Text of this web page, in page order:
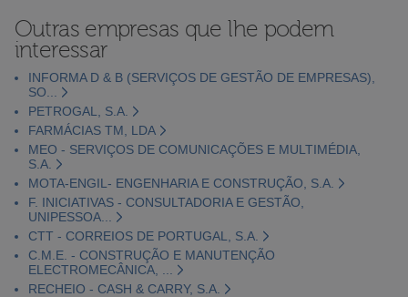
Outras empresas que lhe podem
interessar
INFORMA D & B (SERVIÇOS DE GESTÃO DE EMPRESAS),
SO...
PETROGAL, S.A.
FARMÁCIAS TM, LDA
MEO - SERVIÇOS DE COMUNICAÇÕES E MULTIMÉDIA,
S.A.
MOTA-ENGIL- ENGENHARIA E CONSTRUÇÃO, S.A.
F. INICIATIVAS - CONSULTADORIA E GESTÃO,
UNIPESSOA...
CTT - CORREIOS DE PORTUGAL, S.A.
C.M.E. - CONSTRUÇÃO E MANUTENÇÃO
ELECTROMECÂNICA, ...
RECHEIO - CASH & CARRY, S.A.